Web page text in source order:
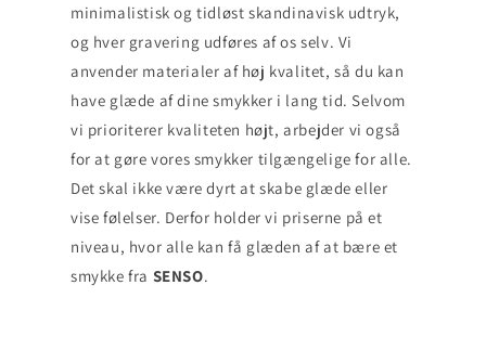
minimalistisk og tidløst skandinavisk udtryk,
og hver gravering udføres af os selv. Vi
anvender materialer af høj kvalitet, så du kan
have glæde af dine smykker i lang tid. Selvom
vi prioriterer kvaliteten højt, arbejder vi også
for at gøre vores smykker tilgængelige for alle.
Det skal ikke være dyrt at skabe glæde eller
vise følelser. Derfor holder vi priserne på et
niveau, hvor alle kan få glæden af at bære et
smykke fra SENSO.